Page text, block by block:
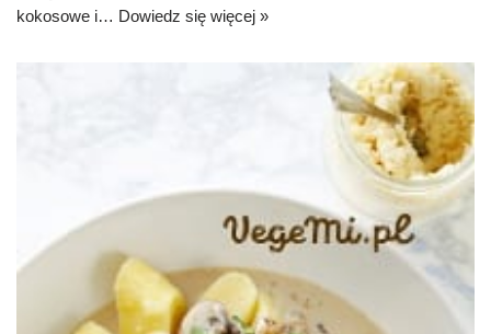
kokosowe i… Dowiedz się więcej »